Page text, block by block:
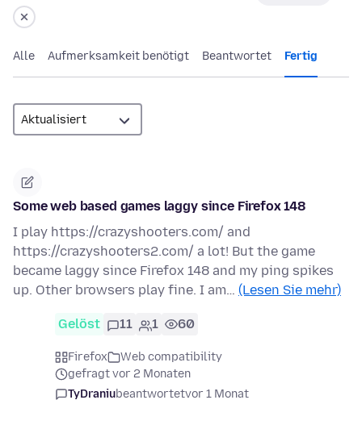
Alle Aufmerksamkeit benötigt Beantwortet Fertig
Some web based games laggy since Firefox 148
I play https://crazyshooters.com/ and
https://crazyshooters2.com/ a lot! But the game
became laggy since Firefox 148 and my ping spikes
up. Other browsers play fine. I am… (Lesen Sie mehr)
Gelöst 11 1 60
Firefox
Web compatibility
gefragt vor 2 Monaten
TyDraniubeantwortetvor 1 Monat